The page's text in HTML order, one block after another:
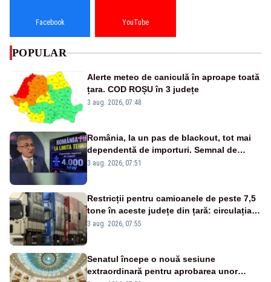
Facebook YouTube
POPULAR
Alerte meteo de caniculă în aproape toată
țara. COD ROȘU în 3 județe
3 aug. 2026, 07:48
România, la un pas de blackout, tot mai
dependentă de importuri. Semnal de
alarmă tras de un expert în energie
3 aug. 2026, 07:51
Restricții pentru camioanele de peste 7,5
tone în aceste județe din țară: circulația
este interzisă luni, între orele 12:00 și
3 aug. 2026, 07:55
Senatul începe o nouă sesiune
extraordinară pentru aprobarea unor